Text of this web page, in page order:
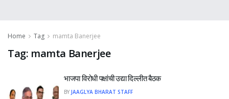
Home Tag mamta Banerjee
Tag: mamta Banerjee
भाजपा विरोधी पक्षांची उद्या दिल्लीत बैठक
BY JAAGLYA BHARAT STAFF